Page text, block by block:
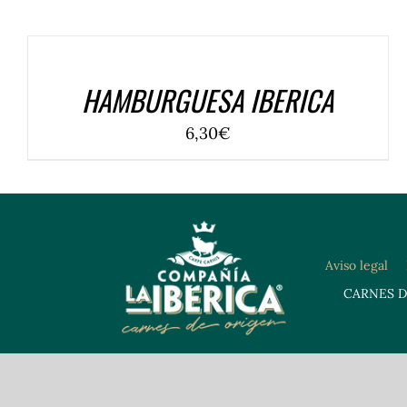
HAMBURGUESA IBERICA
6,30€
Aviso legal
CARNES